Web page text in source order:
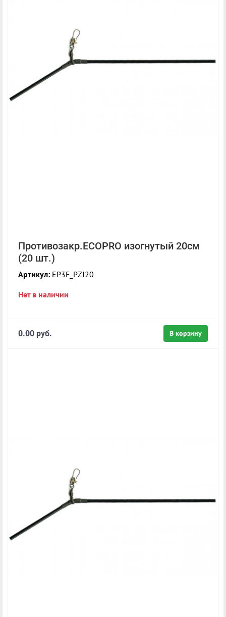
Противозакр.ECOPRO изогнутый 20см
(20 шт.)
Артикул: EP3F_PZI20
Нет в наличии
В корзину
0.00 руб.